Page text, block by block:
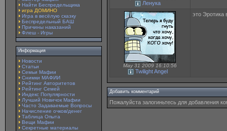
Найти Беспредельщика
игра ДОМИНО
Игра в весёлую сказку
Беспредельный БАШ
Причины наказаний
Флеш - Игры
Информация
Новости
Статьи
Семьи Мафии
Снимки МАФИИ
Рейтинг Авторитетов
Рейтинг Семей
Индекс Популярности
Лучший Новичок Мафии
Часто Задаваемые Вопросы
Начисление очков/денег
Таблица Опыта
Вещи Мафии
Секретные материалы
Ленука
May 31 2009 16:10:56
Twilight Angel
это Эротика
Добавить комментарий
Пожалуйста залогиньтесь для добавления